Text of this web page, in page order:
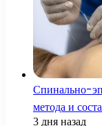
Спинально-
метода и
3 дня назад